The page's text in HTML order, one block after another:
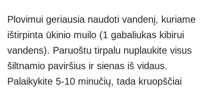
Plovimui geriausia naudoti vandenį, kuriame
ištirpinta ūkinio muilo (1 gabaliukas kibirui
vandens). Paruoštu tirpalu nuplaukite visus
šiltnamio paviršius ir sienas iš vidaus.
Palaikykite 5-10 minučių, tada kruopščiai